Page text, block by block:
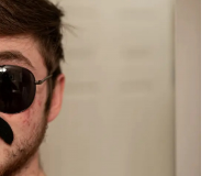
hội
24h
dục
báo thời tiết
ấn VOV
làm
đảo